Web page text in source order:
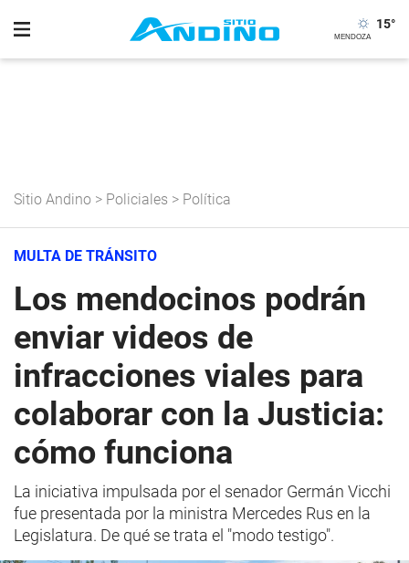
15°
Sitio Andino > Policiales > Política
MULTA DE TRÁNSITO
Los mendocinos podrán
enviar videos de
infracciones viales para
colaborar con la Justicia:
cómo funciona
La iniciativa impulsada por el senador Germán Vicchi
fue presentada por la ministra Mercedes Rus en la
Legislatura. De qué se trata el "modo testigo".